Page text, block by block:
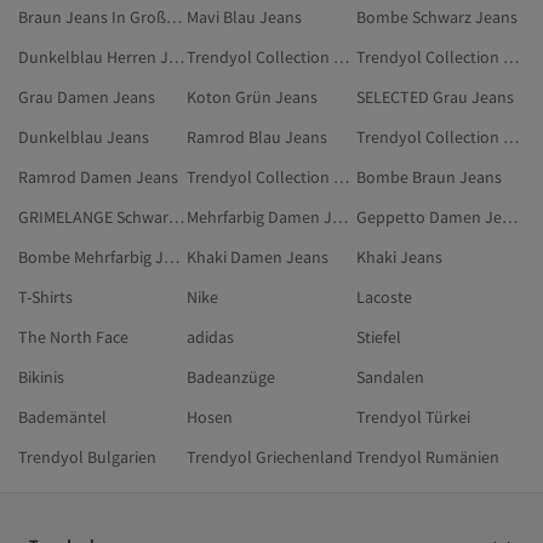
Braun Jeans In Großen Größen Mavi Blau Jeans
Bombe Schwarz Jeans
Dunkelblau Herren Jeans
Trendyol Collection Khaki Jeans
Trendyol Collection Blau Große Größen
Grau Damen Jeans
Koton Grün Jeans
SELECTED Grau Jeans
Dunkelblau Jeans
Ramrod Blau Jeans
Trendyol Collection Silberfarben Jeans
Ramrod Damen Jeans
Trendyol Collection Beige Jeans Bombe Braun Jeans
GRIMELANGE Schwarz Jeans
Mehrfarbig Damen Jeans In Großen Größen
Geppetto Damen Jeans
Bombe Mehrfarbig Jeans Khaki Damen Jeans
Khaki Jeans
T-Shirts
Nike
Lacoste
The North Face
adidas
Stiefel
Bikinis
Badeanzüge
Sandalen
Bademäntel
Hosen
Trendyol Türkei
Trendyol Bulgarien
Trendyol Griechenland Trendyol Rumänien